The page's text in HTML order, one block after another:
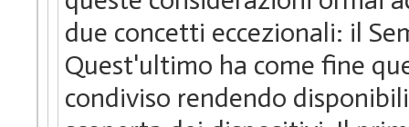
due concetti eccezionali: il
Quest'ultimo ha come fine
condiviso rendendo